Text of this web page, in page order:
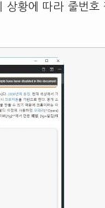
황에 따라 줄번호